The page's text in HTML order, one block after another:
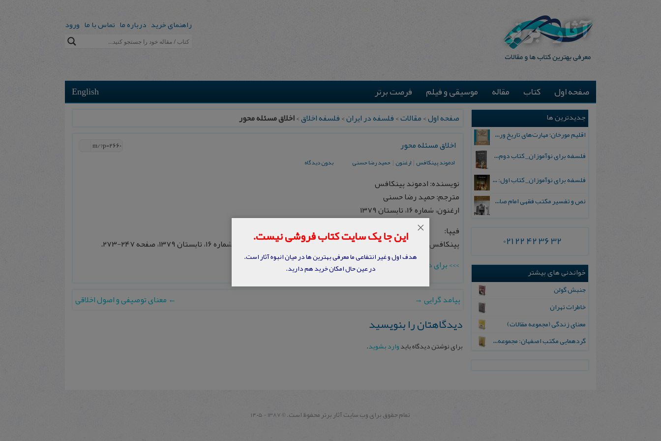
راهنمای خرید درباره ما تماس با ما ورود
English صفحه اول کتاب مقاله موسیقی و فیلم فرصت برتر
صفحه اول>مقالات>فلسفه در ایران>فلسفه اخلاق>اخلاق مسئله محور
اخلاق مسئله محور
ادموند پينكافس |ارغنون |حميد رضا حسنی بدون دیدگاه
نویسنده: ادموند پينكافس
مترجم: حميد رضا حسنی
ارغنون، شماره ۱۶، تابستان ۱۳۷۹
فیپا:
پينكافس، ادموند، ” اخلاق مسئله محور “، ترجمه حميد رضا حسني، ارغنون، شماره ۱۶، تابستان ۱۳۷۹، صفحه ۲۴۷-۲۷۳.
>>> برای دانلود رایگان مقاله عضو شوید
← معنای توصيفی و اصول اخلاقی پيامد گرايی→
دیدگاهتان را بنویسید
برای نوشتن دیدگاه بایدوارد بشوید.
جدیدترین ها
اقلیم مورخان؛ مهارت‌های تاریخ ورزی علمی
فلسفه برای نوآموزان_ کتاب دوم: پرسش درباره واقعیت و معرفت
فلسفه برای نوآموزان_ کتاب اول: تردید در باورهای رایج
نص و تفسیر مکتب فقهی امام صادق علیه السلام
021 22 42 36 32
خواندنی های بیشتر
جنبش گولن
خاطرات تهران
معنای زندگی (مجموعه مقالات)
گردهمایی مکتب اصفهان: مجموعه مقالات خوشنویسی
این جا یک سایت کتاب فروشی نیست.
هدف اول و غیر انتفاعی ما معرفی بهترین ها در میان انبوه آثار است.
در عین حال امکان خرید هم دارید.
×
تمام حقوق برای وب سايت آثار برتر محفوظ است. ©